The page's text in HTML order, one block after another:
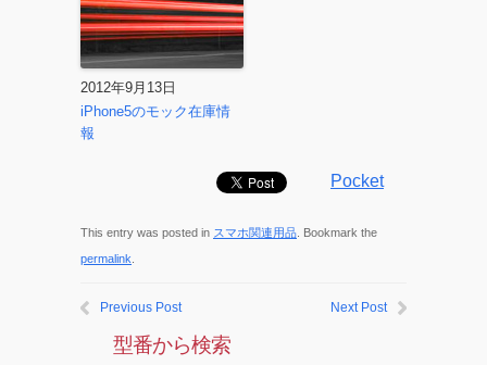
2012年9月13日
iPhone5のモック在庫情
報
Pocket
This entry was posted in スマホ関連用品 . Bookmark the
permalink
Previous Post Next Post
型番から検索